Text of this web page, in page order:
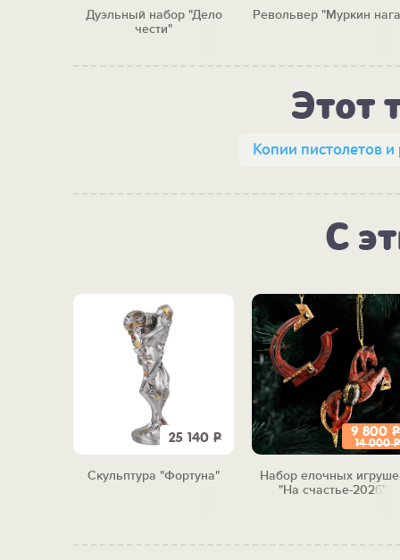
Дуэльный набор "Дело
чести"
Револьвер "Муркин
Этот
Копии пистолетов и
С
25 140 Р
Скульптура "Фортуна"
9 800 Р
14 000Р
Набор елочных
"На счастье-2026"